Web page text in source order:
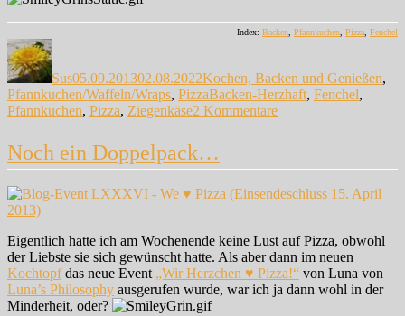
Index: Backen Pfannkuchen Pizza Fenchel
Autor
Sus05.09.201302.08.2022Kochen, Backen und Genießen,
Pfannkuchen/Waffeln/Wraps, PizzaSchlagwörter
Backen-Herzhaft, Fenchel,
Pfannkuchen, Pizza, Ziegenkäse2 Kommentarezu
…
Noch ein Doppelpack…
Eigentlich hatte ich am Wochenende keine Lust auf Pizza, obwohl
der Liebste sie sich gewünscht hatte. Als aber dann im neuen
Kochtopfdas neue Event „WirHerzchen ♥ Pizza!“ von Luna von
Luna’s Philosophy ausgerufen wurde, war ich ja dann wohl in der
Minderheit, oder?